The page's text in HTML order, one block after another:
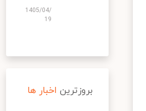
1405/04/
19
بروزترین اخبار ها